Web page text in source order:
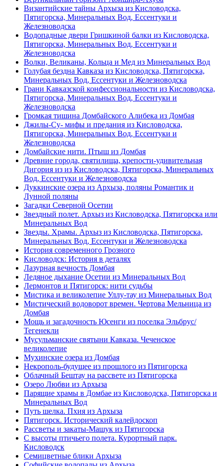
Византийские тайны Архыза из Кисловодска,
Пятигорска, Минеральных Вод, Ессентуки и
Железноводска
Водопадные двери Гришкиной балки из Кисловодска,
Пятигорска, Минеральных Вод, Ессентуки и
Железноводска
Волки, Великаны, Кольца и Мед из Минеральных Вод
Голубая бездна Кавказа из Кисловодска, Пятигорска,
Минеральных Вод, Ессентуки и Железноводска
Грани Кавказской конфессиональности из Кисловодска,
Пятигорска, Минеральных Вод, Ессентуки и
Железноводска
Громкая тишина Домбайского Алибека из Домбая
Джилы-Су- мифы и предания из Кисловодска,
Пятигорска, Минеральных Вод, Ессентуки и
Железноводска
Домбайские нити. Птыш из Домбая
Древние города, святилища, крепости-удивительная
Дигория из из Кисловодска, Пятигорска, Минеральных
Вод, Ессентуки и Железноводска
Дуккинские озера из Архыза, поляны Романтик и
Лунной поляны
Загадки Северной Осетии
Звездный полет. Архыз из Кисловодска, Пятигорска или
Минеральных Вод
Звезды. Храмы. Архыз из Кисловодска, Пятигорска,
Минеральных Вод, Ессентуки и Железноводска
История современного Грозного
Кисловодск: История в деталях
Лазурная вечность Домбая
Ледяное дыхание Осетии из Минеральных Вод
Лермонтов и Пятигорск: нити судьбы
Мистика и великолепие Уллу-тау из Минеральных Вод
Мистический водоворот времен. Чертова Мельница из
Домбая
Мощь и загадочность Юсенги из поселка Эльбрус/
Тегенекли
Мусульманские святыни Кавказа. Чеченское
великолепие
Мухинские озера из Домбая
Некрополь-будущее из прошлого из Пятигорска
Облачный Бештау на рассвете из Пятигорска
Озеро Любви из Архыза
Парящие храмы в Домбае из Кисловодска, Пятигорска и
Минеральных Вод
Путь шелка. Пхия из Архыза
Пятигорск. Исторический калейдоскоп
Рассветы и закаты-Машук из Пятигорска
С высоты птичьего полета. Курортный парк.
Кисловодск
Семицветные блики Архыза